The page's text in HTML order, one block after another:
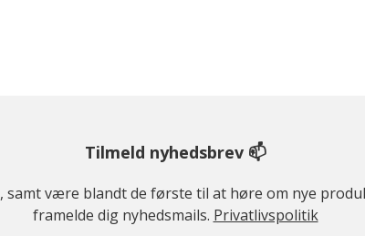
Tilmeld nyhedsbrev 📫
samt være blandt de første til at høre om nye
framelde dig nyhedsmails. Privatlivspolitik